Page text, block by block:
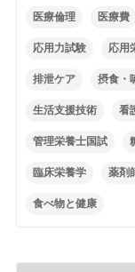
医療倫理 医療費
応用力試験 応用
排泄ケア 摂食・
生活支援技術 看
管理栄養士国試
臨床栄養学 薬剤
食べ物と健康